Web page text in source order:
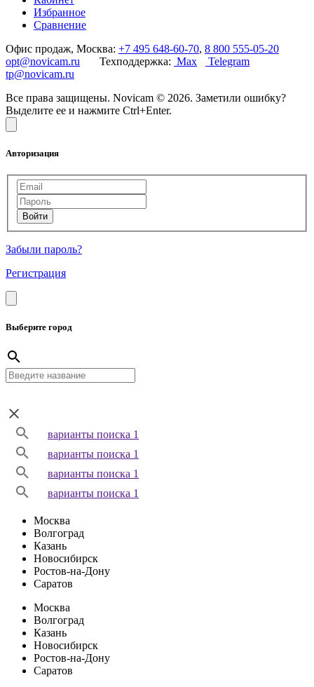
Избранное
Сравнение
Офис продаж, Москва: +7 495 648-60-70, 8 800 555-05-20
opt@novicam.ru Техподдержка: Max
Telegram
tp@novicam.ru
Все права защищены. Novicam © 2026. Заметили ошибку?
Выделите ее и нажмите Ctrl+Enter.
Авторизация
Забыли пароль?
Регистрация
Выберите город
варианты поиска 1
варианты поиска 1
варианты поиска 1
варианты поиска 1
Москва
Волгоград
Казань
Новосибирск
Ростов-на-Дону
Саратов
Москва
Волгоград
Казань
Новосибирск
Ростов-на-Дону
Саратов